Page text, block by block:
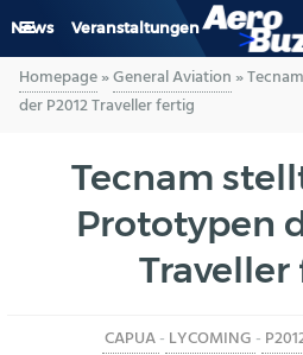
News Veranstaltungen
GENERAL AVIATION
LUFTVERKEHR
INDUSTRIE
Homepage»General Aviation »
der P2012 Traveller fertig
Tecnam
Prototypen
CAPUA- LYCOMING -